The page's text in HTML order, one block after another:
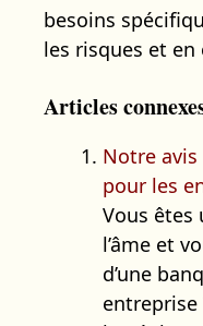
besoins
les risques et
Articles
Notre avis
pour les
Vous êtes
l’âme et
d’une
entreprise